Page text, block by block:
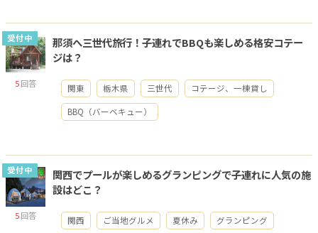
受付中
5回答
那須へ三世代旅行！子連れでBBQも楽しめる格安コテー
ジは？
関東 栃木県 三世代 コテージ、一棟貸し
BBQ（バーベキュー）
受付中
5回答
関西でプールが楽しめるグランピングで子連れに人気の施
設はどこ？
関西 ご当地グルメ 夏休み グランピング